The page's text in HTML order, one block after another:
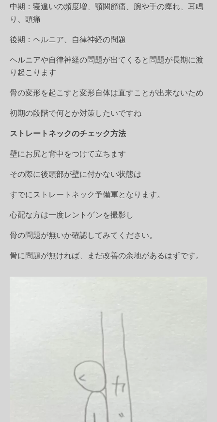
中期：寝違いの頻度増、顎関節痛、腕や手の痺れ、耳鳴
り、頭痛
後期：ヘルニア、自律神経の問題
ヘルニアや自律神経の問題が出てくると問題が長期に渡
り起こります
骨の変形を起こすと変形自体は直すことが出来ないため
初期の段階で何とか対策したいですね
ストレートネックのチェック方法
壁にお尻と背中をつけて立ちます
その際に後頭部が壁に付かない状態は
すでにストレートネック予備軍となります。
心配な方は一度レントゲンを撮影し
骨の問題が無いか確認してみてください。
骨に問題が無ければ、まだ改善の余地があるはずです。